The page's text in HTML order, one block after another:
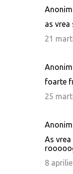
as vrea
21
foarte
25
As
8